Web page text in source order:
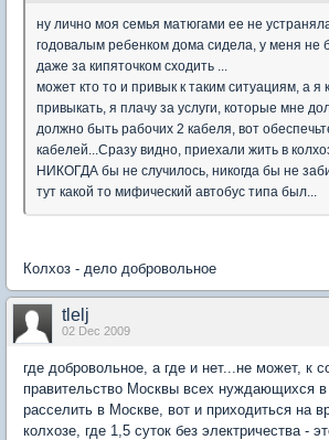
ну лично моя семья матюгами ее не
годовалым ребенком дома сидела, у меня не
даже за кипяточком сходить ...
может кто то и привык к таким ситуациям, а я
привыкать, я плачу за услуги, которые мне
должно быть рабочих 2 кабеля, вот
кабелей...Сразу видно, приехали жить в
НИКОГДА бы не случилось, никогда бы не
тут какой то мифический автобус типа был...
Колхоз - дело добровольное
tlelj
02 Dec 2009
где добровольное, а где и нет...не может, к
правительство Москвы всех нуждающихся
расселить в Москве, вот и приходиться на
колхозе, где 1,5 суток без электричества -